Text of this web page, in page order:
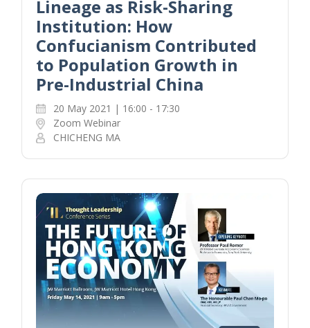
Lineage as Risk-Sharing
Institution: How
Confucianism Contributed
to Population Growth in
Pre-Industrial China
20 May 2021 | 16:00 - 17:30
Zoom Webinar
CHICHENG MA